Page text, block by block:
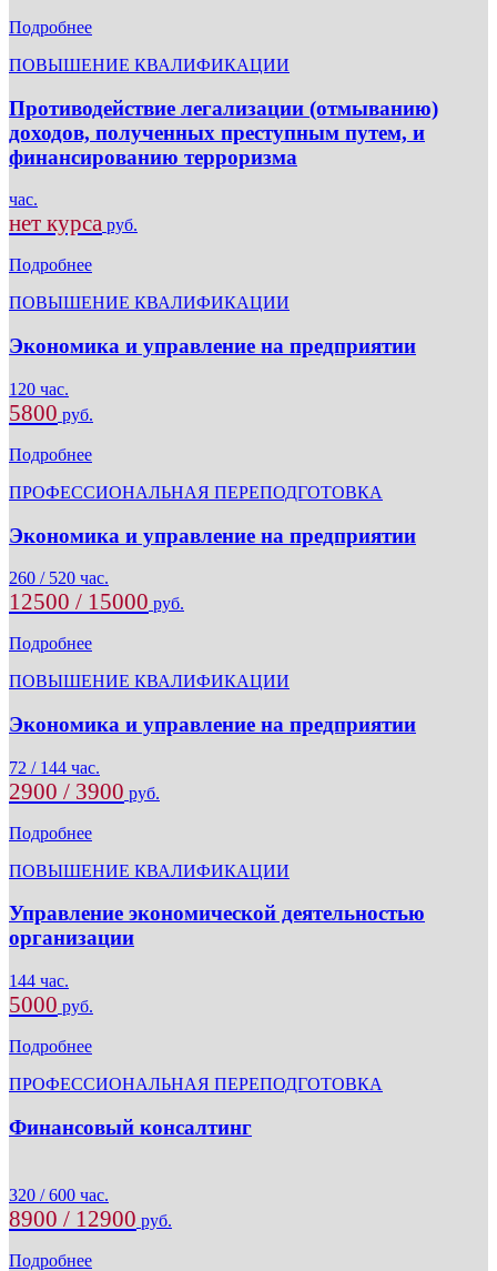
Подробнее
ПОВЫШЕНИЕ КВАЛИФИКАЦИИ
Противодействие легализации (отмыванию)
доходов, полученных преступным путем, и
финансированию терроризма
час.
нет курса руб.
Подробнее
ПОВЫШЕНИЕ КВАЛИФИКАЦИИ
Экономика и управление на предприятии
120 час.
5800 руб.
Подробнее
ПРОФЕССИОНАЛЬНАЯ ПЕРЕПОДГОТОВКА
Экономика и управление на предприятии
260 / 520 час.
12500 / 15000 руб.
Подробнее
ПОВЫШЕНИЕ КВАЛИФИКАЦИИ
Экономика и управление на предприятии
72 / 144 час.
2900 / 3900 руб.
Подробнее
ПОВЫШЕНИЕ КВАЛИФИКАЦИИ
Управление экономической деятельностью
организации
144 час.
5000 руб.
Подробнее
ПРОФЕССИОНАЛЬНАЯ ПЕРЕПОДГОТОВКА
Финансовый консалтинг
320 / 600 час.
8900 / 12900 руб.
Подробнее